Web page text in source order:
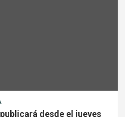
desde el jueves